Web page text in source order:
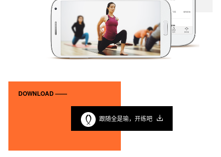
DOWNLOAD ——
跟随全是瑜，开练吧